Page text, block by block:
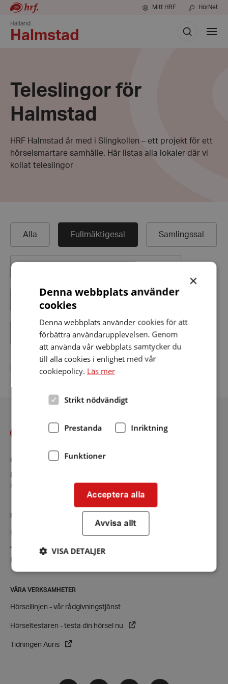
Mitt HRF HörNet
Halland
Halmstad
Sök
Visa
meny
Teleslingor för
Halmstad
HRF Halmstad är med i Slingkollen – ett projekt för ett
hörselsmartare samhälle. Här listas alla lokaler där vi
kollat teleslingor
Alla Fullmäktigesal Samlingssal
Äldreboende
Teater Kyrkor och församlingshem
Inga teleslingor hittades
Hörselskadades Riksförbund (HRF)
Tel:
08-457 55 00 (växel)
VÅRA VERKSAMHETER
Hörsellinjen - vår rådgivningstjänst
Hörseltestaren - testa din hörsel nu
Tidningen Auris
×
Denna webbplats använder
cookies
Denna webbplats använder cookies för att
förbättra användarupplevelsen. Genom
att använda vår webbplats samtycker du
till alla cookies i enlighet med vår
cookiepolicy. Läs mer
Strikt nödvändigt
Prestanda Inriktning
Funktioner
Acceptera alla
Avvisa allt
VISA DETALJER
Strikt nödvändigt
Funktioner
Strikt nödvändiga kakor tillåter
och kontohantering. Webbplatsen kan inte